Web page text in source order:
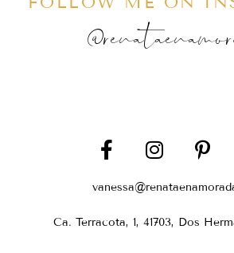
Ca. Terracota, 1, 41703, Dos